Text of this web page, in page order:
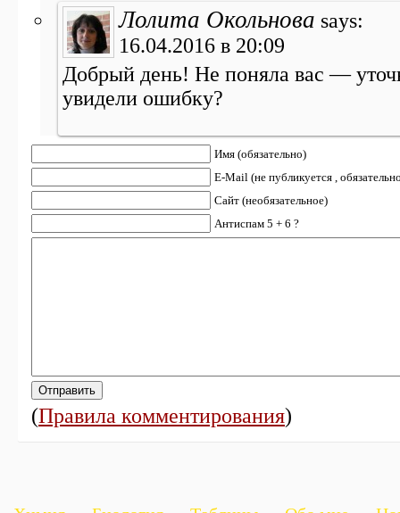
Лолита Окольнова says:
16.04.2016 в 20:09
Добрый день! Не поняла вас —
увидели ошибку?
Имя (обязательно)
E-Mail (не публикуется ,
Сайт (необязательное)
Антиспам 5 + 6 ?
(Правила комментирования)